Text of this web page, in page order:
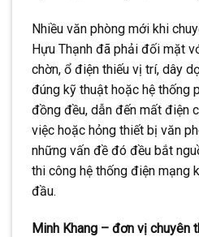
Nhiều văn phòng mới khi
Hựu Thạnh đã phải đối mặt
chờn, ổ điện thiếu vị trí, dây
đúng kỹ thuật hoặc hệ thống
đồng đều, dẫn đến mất điện
việc hoặc hỏng thiết bị văn
những vấn đề đó đều bắt
thi công hệ thống điện mạng
đầu.
Minh Khang – đơn vị chuyên